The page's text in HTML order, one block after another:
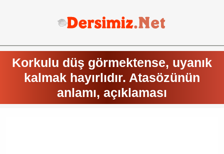
Korkulu düş görmektense, uyanık
kalmak hayırlıdır. Atasözünün
anlamı, açıklaması